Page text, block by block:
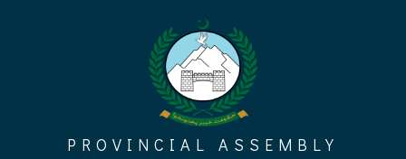
PROVINCIAL ASSEMBLY